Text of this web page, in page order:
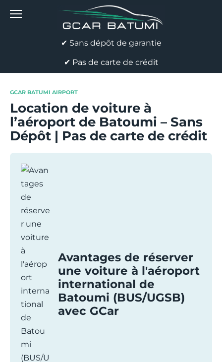
✔ Sans dépôt de garantie
✔ Pas de carte de crédit
GCAR BATUMI AIRPORT
Location de voiture à
l’aéroport de Batoumi – Sans
Dépôt | Pas de carte de crédit
Avantages de réserver
une voiture à l'aéroport
international de
Batoumi (BUS/UGSB)
avec GCar